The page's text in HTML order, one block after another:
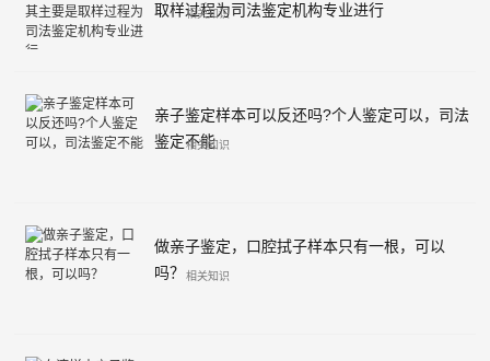
取样过程为司法鉴定机构专业进行
相关知识
亲子鉴定样本可以反还吗?个人鉴定可以，司法
鉴定不能
相关知识
做亲子鉴定，口腔拭子样本只有一根，可以
吗？
相关知识